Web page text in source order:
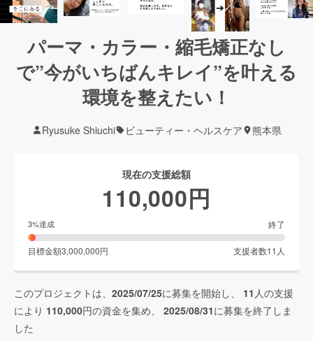
パーマ・カラー・縮毛矯正なし
で”今がいちばんキレイ”を叶える
環境を整えたい！
Ryusuke Shiuchi ビューティー・ヘルスケア 熊本県
現在の支援総額
110,000円
3%達成 終了
目標金額3,000,000円 支援者数11 人
このプロジェクトは、 2025/07/25に募集を開始し、 11 人の支援
により 110,000円の資金を集め、 2025/08/31に募集を終了しま
した